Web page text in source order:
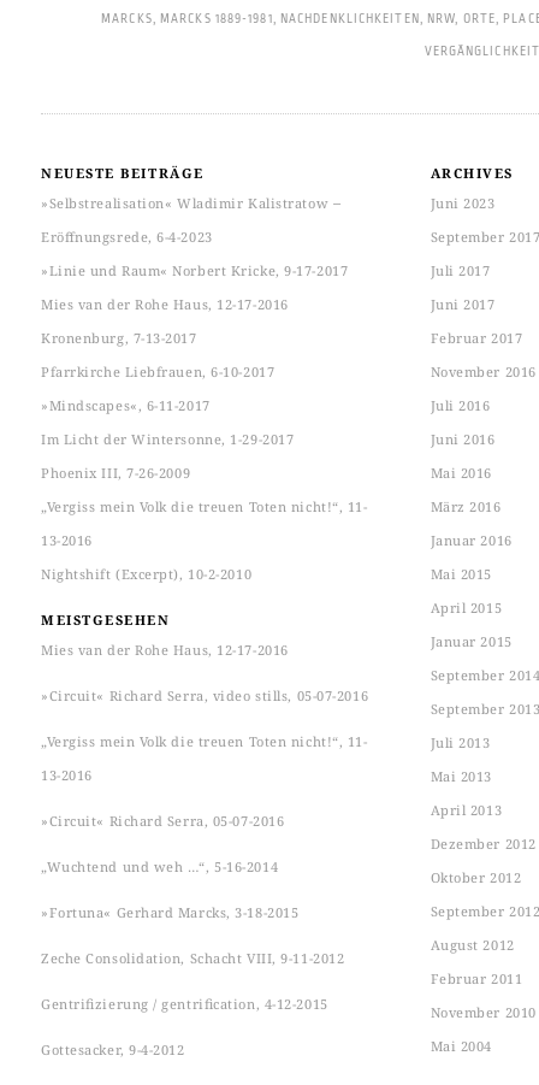
MARCKS, MARCKS 1889-1981, NACHDENKLICHKEITEN, NRW, ORTE,
VERGÄNGLICHKEIT
NEUESTE BEITRÄGE
»Selbstrealisation« Wladimir Kalistratow ‒
Eröffnungsrede, 6-4-2023
»Linie und Raum« Norbert Kricke, 9-17-2017
Mies van der Rohe Haus, 12-17-2016
Kronenburg, 7-13-2017
Pfarrkirche Liebfrauen, 6-10-2017
»Mindscapes«, 6-11-2017
Im Licht der Wintersonne, 1-29-2017
Phoenix III, 7-26-2009
„Vergiss mein Volk die treuen Toten nicht!“, 11-
13-2016
Nightshift (Excerpt), 10-2-2010
MEISTGESEHEN
Mies van der Rohe Haus, 12-17-2016
»Circuit« Richard Serra, video stills, 05-07-2016
„Vergiss mein Volk die treuen Toten nicht!“, 11-
13-2016
»Circuit« Richard Serra, 05-07-2016
„Wuchtend und weh …“, 5-16-2014
»Fortuna« Gerhard Marcks, 3-18-2015
Zeche Consolidation, Schacht VIII, 9-11-2012
Gentrifizierung / gentrification, 4-12-2015
Gottesacker, 9-4-2012
ARCHIVES
Juni 2023
September
Juli 2017
Juni 2017
Februar 2017
November 2016
Juli 2016
Juni 2016
Mai 2016
März 2016
Januar 2016
Mai 2015
April 2015
Januar 2015
September
September
Juli 2013
Mai 2013
April 2013
Dezember 2012
Oktober 2012
September
August 2012
Februar 2011
November 2010
Mai 2004